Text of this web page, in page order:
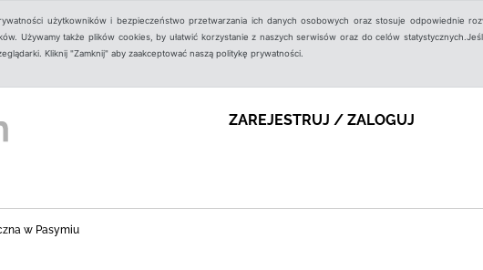
użytkowników i bezpieczeństwo przetwarzania ich danych osobowych oraz stosuje odpowiednie
Używamy także plików cookies, by ułatwić korzystanie z naszych serwisów oraz do celów
Kliknij "Zamknij" aby zaakceptować naszą politykę prywatności.
ZAREJESTRUJ / ZALOGUJ
w Pasymiu